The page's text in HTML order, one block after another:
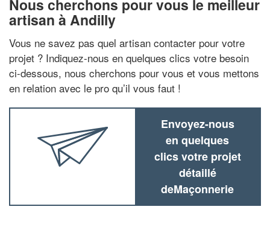
Nous cherchons pour vous le meilleur
artisan à Andilly
Vous ne savez pas quel artisan contacter pour votre
projet ? Indiquez-nous en quelques clics votre besoin
ci-dessous, nous cherchons pour vous et vous mettons
en relation avec le pro qu’il vous faut !
Envoyez-nous
en quelques
clics votre projet
détaillé
deMaçonnerie